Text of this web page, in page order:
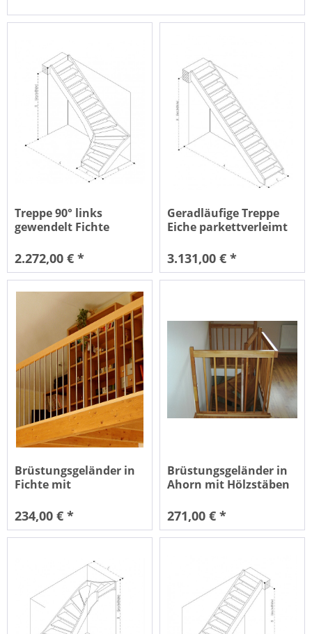
Treppe 90° links
gewendelt Fichte
2.272,00 € *
Geradläufige Treppe
Eiche parkettverleimt
3.131,00 € *
Brüstungsgeländer in
Fichte mit
234,00 € *
Brüstungsgeländer in
Ahorn mit Hölzstäben
271,00 € *